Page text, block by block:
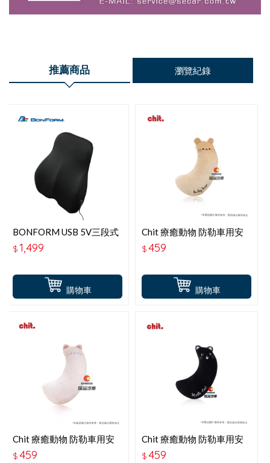
推薦商品 瀏覽紀錄
購物車
BONFORM USB 5V三段式
調整電動按摩腰墊 B5809-
08
$1,499
購物車
Chit 療癒動物 防勒車用安
全帶枕-可愛小熊 HG-SB-
03
$459
Chit 療癒動物 防勒車用安
全帶枕-粉貓咪 HG-SB-02
$459
Chit 療癒動物 防勒車用安
全帶枕-黑貓咪 HG-SB-01
$459